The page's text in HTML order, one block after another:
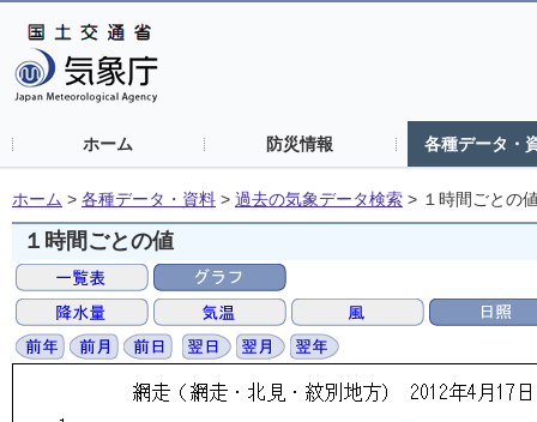
ホーム 防災情報 各種データ・
ホーム > 各種データ・資料 > 過去の気象データ検索 > １時間ごとの
１時間ごとの値